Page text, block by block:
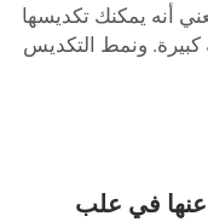
أنه يمكنك تكديسها
ونمط التكديس
في علب